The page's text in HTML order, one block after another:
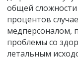
общей сложности
процентов
медперсоналом,
проблемы со
летальным